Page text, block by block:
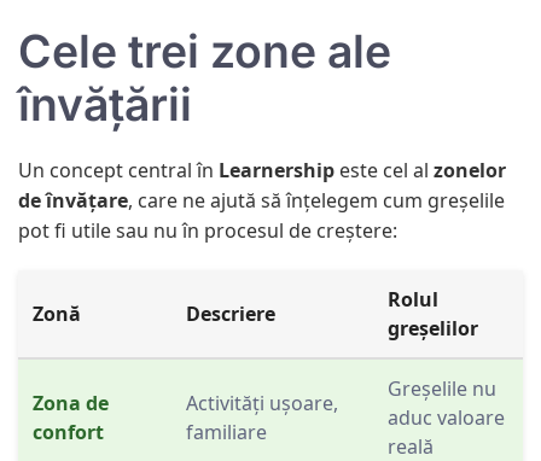
Cele trei zone ale
învățării
Un concept central în Learnership este cel al zonelor
de învățare, care ne ajută să înțelegem cum greșelile
pot fi utile sau nu în procesul de creștere:
Zonă Descriere
Rolul
greșelilor
Zona de
confort
Activități ușoare,
familiare
Greșelile nu
aduc valoare
reală